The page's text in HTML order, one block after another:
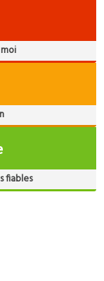
fiables